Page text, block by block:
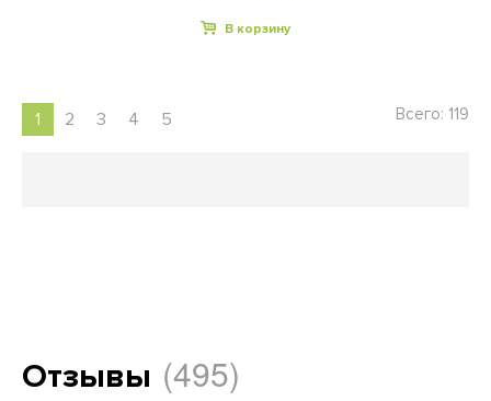
В корзину
1 2 3 4 5 Всего: 119
Отзывы (495)